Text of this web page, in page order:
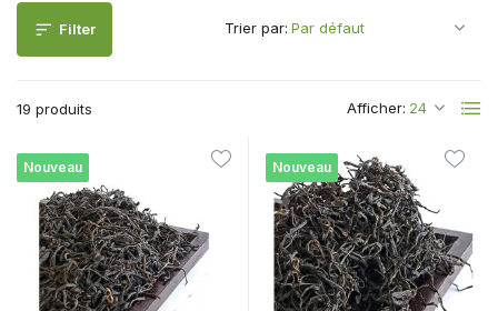
Filter
19 produits Afficher:
Trier par:
Nouveau Nouveau